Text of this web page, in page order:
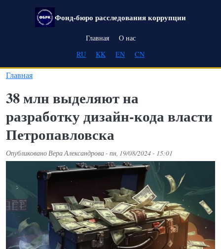
Перейти к основному содержанию
Фонд-бюро расследования коррупции
Main navigation
Главная
О нас
RU
KK EN CN
Главная
38 млн выделяют на
разработку дизайн-кода власти
Петропавловска
ОпубликованоВера Александрова- пн, 19/08/2024 - 15:01